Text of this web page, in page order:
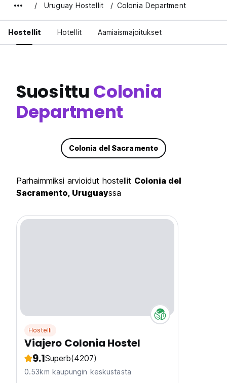
Uruguay Hostellit Colonia Department
Hostellit Hotellit Aamiaismajoitukset
Suosittu Colonia
Department
Colonia del Sacramento
Parhaimmiksi arvioidut hostellit Colonia del
Sacramento, Uruguayssa
Hostelli
Viajero Colonia Hostel
9.1Superb(4207)
0.53km kaupungin keskustasta